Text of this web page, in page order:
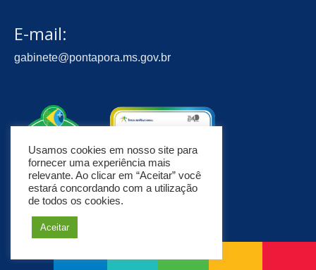
E-mail:
gabinete@pontapora.ms.gov.br
Usamos cookies em nosso site para
fornecer uma experiência mais
relevante. Ao clicar em “Aceitar” você
estará concordando com a utilização
de todos os cookies.
Aceitar